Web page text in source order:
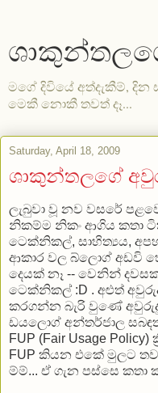
මගේ දිවියේ අත්දැකීම්,
මෙකී නොකී තවත් දෑ...
Saturday, April 18, 2009
ශාකුන්තලගේ
ලැබුවා වූ නව වසරේ
නිකම්ම නිකං ආගිය කතා
ටෙක්නිකල්, සාහිත්‍යය,
ආකාර වල බ්ලොග් අඩවි
දෙයක් නෑ -- වෙනින්
ටෙක්නිකල් :D . අළුත්
කරගන්න බැරි වුණේ
ඩයලොග් අන්තර්ජාල
FUP (Fair Usage
FUP කියන එකේ මුලට
ම්ම්... ඒ ගැන පස්සෙ කතා